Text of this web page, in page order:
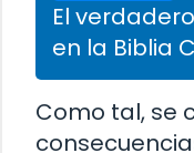
El
en la Biblia
Como tal, se